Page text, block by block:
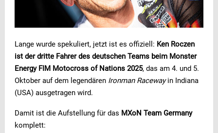
Lange wurde spekuliert, jetzt ist es offiziell: Ken Roczen
ist der dritte Fahrer des deutschen Teams beim Monster
Energy FIM Motocross of Nations 2025, das am 4. und 5.
Oktober auf dem legendären Ironman Racewayin Indiana
(USA) ausgetragen wird.
Damit ist die Aufstellung für das MXoN Team Germany
komplett: